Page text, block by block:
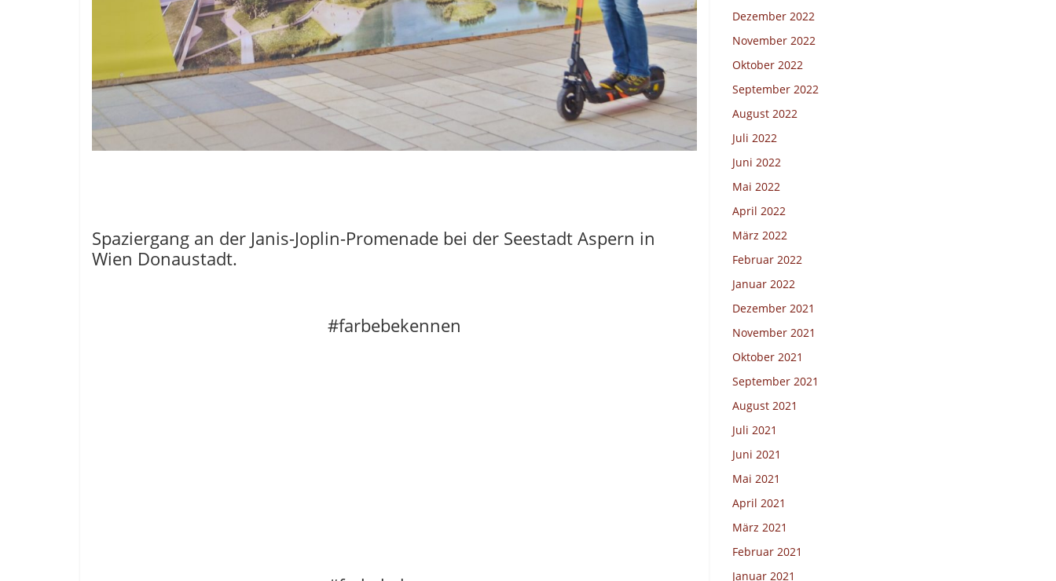
Spaziergang an der Janis-Joplin-Promenade bei der Seestadt Aspern in
Wien Donaustadt.
#farbebekennen
Dezember 2022
November 2022
Oktober 2022
September 2022
August 2022
Juli 2022
Juni 2022
Mai 2022
April 2022
März 2022
Februar 2022
Januar 2022
Dezember 2021
November 2021
Oktober 2021
September 2021
August 2021
Juli 2021
Juni 2021
Mai 2021
April 2021
März 2021
Februar 2021
Januar 2021